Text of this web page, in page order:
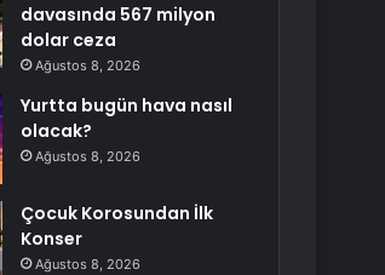
davasında 567 milyon
dolar ceza
Ağustos 8, 2026
Yurtta bugün hava nasıl
olacak?
Ağustos 8, 2026
Çocuk Korosundan İlk
Konser
Ağustos 8, 2026